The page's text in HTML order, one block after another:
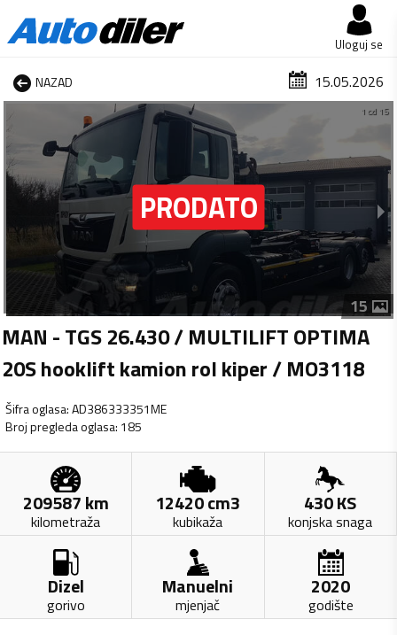
Uloguj se
NAZAD 15.05.2026
1 od 15
15
MAN - TGS 26.430 / MULTILIFT OPTIMA
20S hooklift kamion rol kiper / MO3118
Šifra oglasa:AD386333351ME
Broj pregleda oglasa: 185
209587km
kilometraža
12420cm3
kubikaža
430KS
konjska snaga
Dizel
gorivo
Manuelni
mjenjač
2020
godište